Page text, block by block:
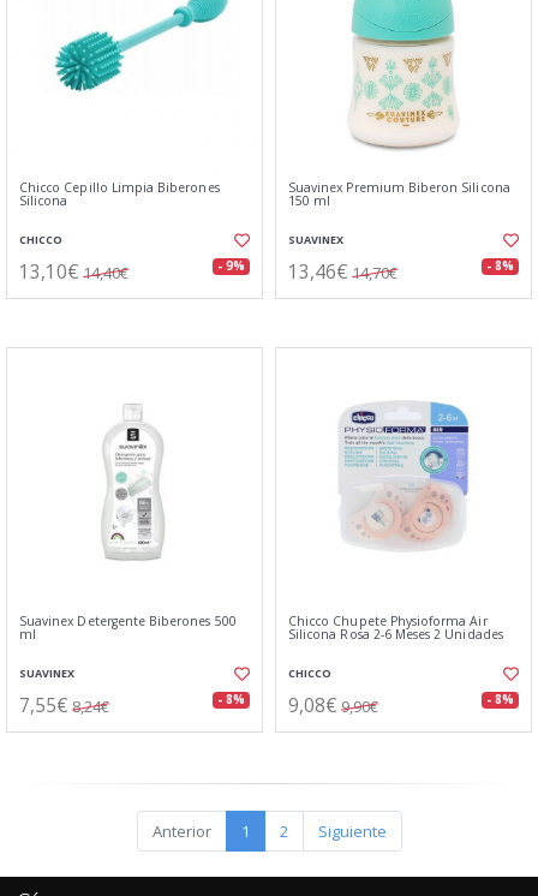
Chicco Cepillo Limpia Biberones
Silicona
CHICCO
13,10€ 14,40€ - 9%
Suavinex Premium Biberon Silicona
150 ml
SUAVINEX
13,46€ 14,70€ - 8%
Suavinex Detergente Biberones 500
ml
SUAVINEX
7,55€ 8,24€ - 8%
Chicco Chupete Physioforma Air
Silicona Rosa 2-6 Meses 2 Unidades
CHICCO
9,08€ 9,90€ - 8%
Anterior 1 2 Siguiente